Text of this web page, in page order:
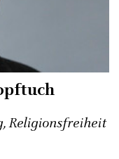
Religionsfreiheit